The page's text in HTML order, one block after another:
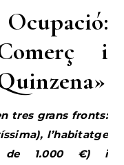
i
tres grans fronts:
l’habitatge
de 1.000 €) i